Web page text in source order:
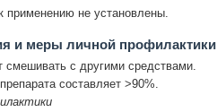
применению не установлены.
и меры личной профилактики
смешивать с другими средствами.
составляет >90%.